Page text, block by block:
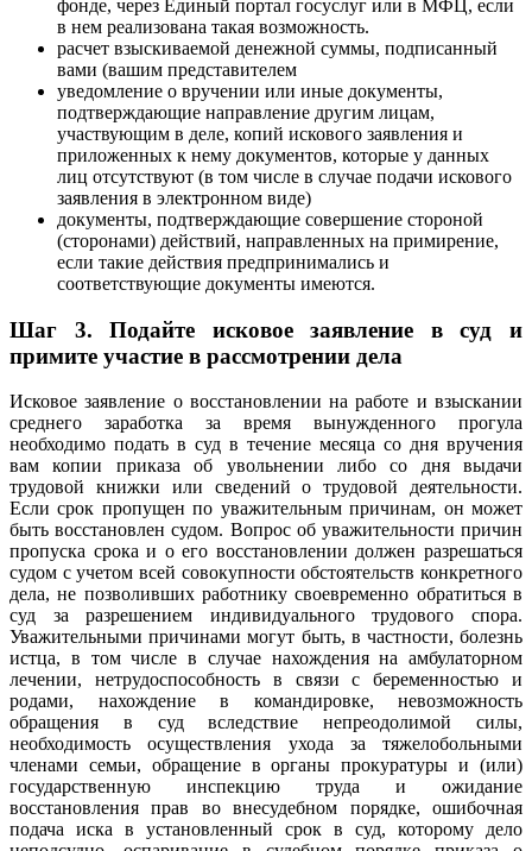
фонде, через Единый портал госуслуг или в МФЦ, если
в нем реализована такая возможность.
расчет взыскиваемой денежной суммы, подписанный
вами (вашим представителем
уведомление о вручении или иные документы,
подтверждающие направление другим лицам,
участвующим в деле, копий искового заявления и
приложенных к нему документов, которые у данных
лиц отсутствуют (в том числе в случае подачи искового
заявления в электронном виде)
документы, подтверждающие совершение стороной
(сторонами) действий, направленных на примирение,
если такие действия предпринимались и
соответствующие документы имеются.
Шаг 3. Подайте исковое заявление в суд и
примите участие в рассмотрении дела
Исковое заявление о восстановлении на работе и взыскании
среднего заработка за время вынужденного прогула
необходимо подать в суд в течение месяца со дня вручения
вам копии приказа об увольнении либо со дня выдачи
трудовой книжки или сведений о трудовой деятельности.
Если срок пропущен по уважительным причинам, он может
быть восстановлен судом. Вопрос об уважительности причин
пропуска срока и о его восстановлении должен разрешаться
судом с учетом всей совокупности обстоятельств конкретного
дела, не позволивших работнику своевременно обратиться в
суд за разрешением индивидуального трудового спора.
Уважительными причинами могут быть, в частности, болезнь
истца, в том числе в случае нахождения на амбулаторном
лечении, нетрудоспособность в связи с беременностью и
родами, нахождение в командировке, невозможность
обращения в суд вследствие непреодолимой силы,
необходимость осуществления ухода за тяжелобольными
членами семьи, обращение в органы прокуратуры и (или)
государственную инспекцию труда и ожидание
восстановления прав во внесудебном порядке, ошибочная
подача иска в установленный срок в суд, которому дело